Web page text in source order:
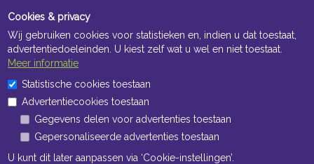
Openingstijden Kantoor
Openingstijden Magazijn
Cookies & privacy
Wij gebruiken cookies voor statistieken en, indien u dat toestaat,
advertentiedoeleinden. U kiest zelf wat u wel en niet toestaat.
Meer informatie
Statistische cookies toestaan
Advertentiecookies toestaan
Gegevens delen voor advertenties toestaan
Gepersonaliseerde advertenties toestaan
U kunt dit later aanpassen via ‘Cookie-instellingen’.